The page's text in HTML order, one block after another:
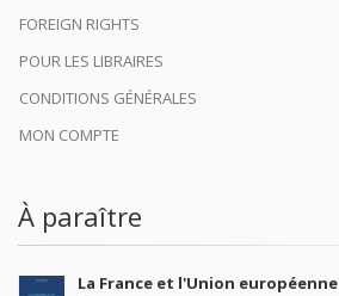
FOREIGN RIGHTS
POUR LES LIBRAIRES
CONDITIONS GÉNÉRALES
MON COMPTE
À paraître
La France et l'Union européenne